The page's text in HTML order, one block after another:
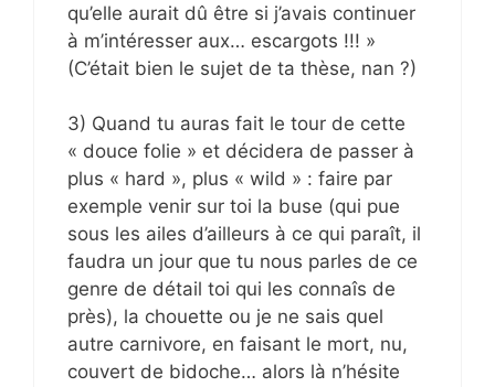
qu’elle aurait dû être si j’avais continuer
à m’intéresser aux… escargots !!! »
(C’était bien le sujet de ta thèse, nan ?)
3) Quand tu auras fait le tour de cette
« douce folie » et décidera de passer à
plus « hard », plus « wild » : faire par
exemple venir sur toi la buse (qui pue
sous les ailes d’ailleurs à ce qui paraît, il
faudra un jour que tu nous parles de ce
genre de détail toi qui les connaîs de
près), la chouette ou je ne sais quel
autre carnivore, en faisant le mort, nu,
couvert de bidoche… alors là n’hésite